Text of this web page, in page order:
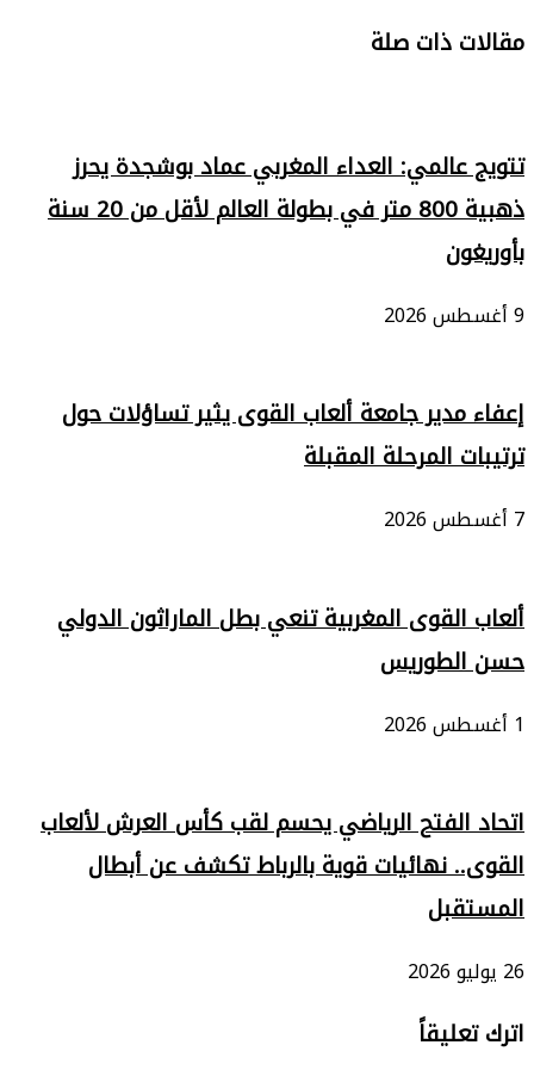
مقالات ذات صلة
تتويج عالمي: العداء المغربي عماد بوشجدة يحرز
ذهبية 800 متر في بطولة العالم لأقل من 20 سنة
بأوريغون
9 أغسطس 2026
إعفاء مدير جامعة ألعاب القوى يثير تساؤلات حول
ترتيبات المرحلة المقبلة
7 أغسطس 2026
ألعاب القوى المغربية تنعي بطل الماراثون الدولي
حسن الطوريس
1 أغسطس 2026
اتحاد الفتح الرياضي يحسم لقب كأس العرش لألعاب
القوى.. نهائيات قوية بالرباط تكشف عن أبطال
المستقبل
26 يوليو 2026
اترك تعليقاً